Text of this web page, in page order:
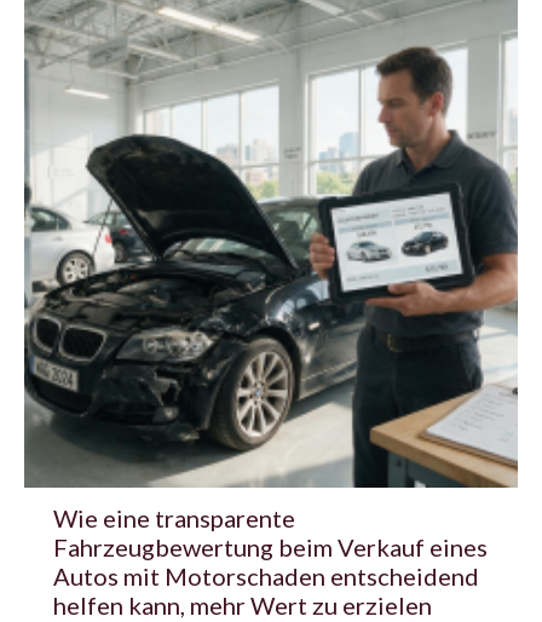
Wie eine transparente
Fahrzeugbewertung beim Verkauf eines
Autos mit Motorschaden entscheidend
helfen kann, mehr Wert zu erzielen